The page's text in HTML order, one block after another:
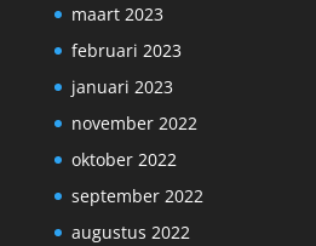
maart 2023
februari 2023
januari 2023
november 2022
oktober 2022
september 2022
augustus 2022